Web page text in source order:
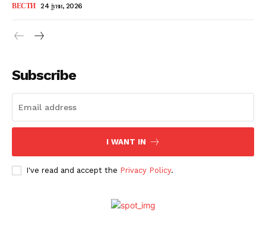
ВЕСТИ 24 јуни, 2026
Subscribe
I WANT IN
I've read and accept the Privacy Policy.